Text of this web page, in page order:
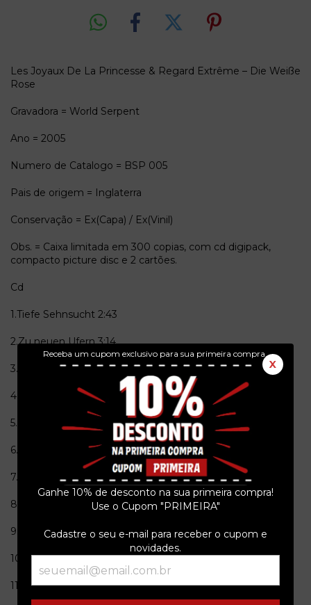
Receba um cupom exclusivo para sua primeira compra.
X
Ganhe 10% de desconto na sua primeira compra!
Use o Cupom "PRIMEIRA"
Cadastre o seu e-mail para receber o cupom e
novidades.
Les Joyaux De La Princesse & Regard Extrême – Die Weiße
Rose
Gravadora = World Serpent
Ano = 2005
Numero de Catalogo = BSP 005
Pais de origem = Inglaterra
Conservação = Ex(Capa) / Ex(Vinil)
Obs. = Caixa limitada em 300 copias, com cd digipack,
compacto picture disc e 2 cartões.
Cd
1.Tiefe Sehnsucht 2:43
2.Zu neuen Ufern 3:14
3.Die Natur ist jetzt mit Waffenkland erwacht 0:10
4.Jetzt aber tagts
5.Der Reissend Hinabschäumt 1:13
6.Rösen des Lebens 2:11
7.Die Jugend trauert 1:13
8.Marche Funèbre 3:40
9.Weiße Blätter 4:19
10.Letze Kampf des Lebens 5:21
11.Die Flammen entbunden 6:34